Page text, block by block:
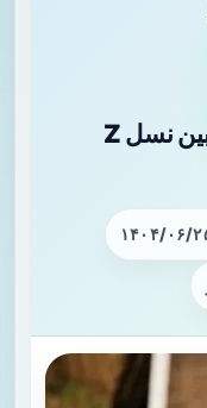
شیوع بیماری‌های روانی در بین نسل Z